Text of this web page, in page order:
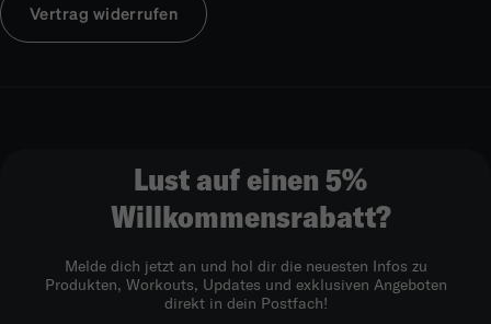
Vertrag widerrufen
Lust auf einen 5%
Willkommensrabatt?
Melde dich jetzt an und hol dir die neuesten Infos zu
Produkten, Workouts, Updates und exklusiven Angeboten
direkt in dein Postfach!